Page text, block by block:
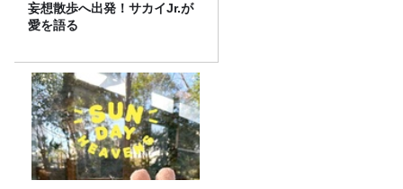
妄想散歩へ出発！サカイJr.が
愛を語る